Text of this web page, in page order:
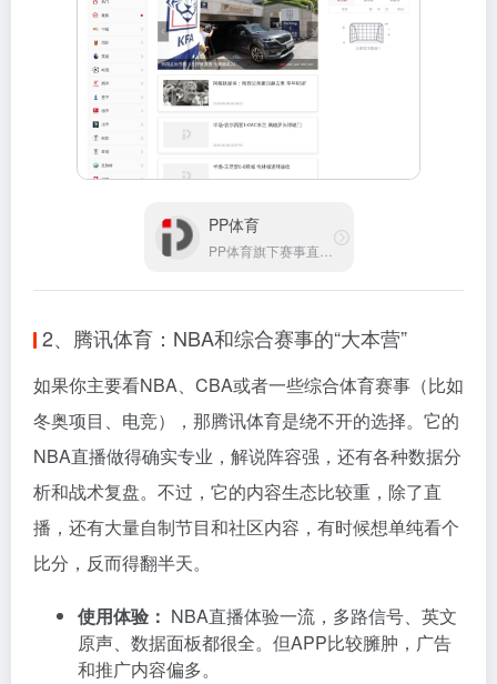
PP体育
2、腾讯体育：NBA和综合赛事的“大本营”
如果你主要看NBA、CBA或者一些综合体育赛事（比如
冬奥项目、电竞），那腾讯体育是绕不开的选择。它的
NBA直播做得确实专业，解说阵容强，还有各种数据分
析和战术复盘。不过，它的内容生态比较重，除了直
播，还有大量自制节目和社区内容，有时候想单纯看个
比分，反而得翻半天。
使用体验： NBA直播体验一流，多路信号、英文
原声、数据面板都很全。但APP比较臃肿，广告
和推广内容偏多。